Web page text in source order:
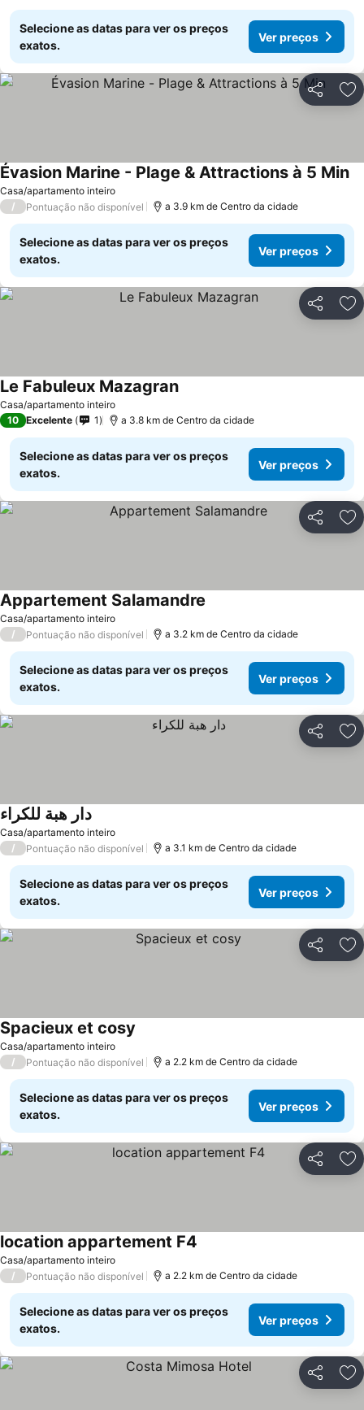
Selecione as datas para ver os preços
exatos.
Ver preços
Partilhar
Casa/apartamento inteiro
Évasion Marine - Plage & Attractions à 5 Min
/ Pontuação não disponível a 3.9 km de Centro da cidade
Selecione as datas para ver os preços
exatos.
Ver preços
Partilhar
Casa/apartamento inteiro
Le Fabuleux MazagranVer preços
10 Excelente 1 a 3.8 km de Centro da cidade
Selecione as datas para ver os preços
exatos.
Ver preços
Partilhar
Casa/apartamento inteiro
Appartement Salamandre
/ Pontuação não disponível a 3.2 km de Centro da cidade
Selecione as datas para ver os preços
exatos.
Ver preços
Partilhar
Casa/apartamento inteiro
دار هبة للكراءVer preços
/ Pontuação não disponível a 3.1 km de Centro da cidade
Selecione as datas para ver os preços
exatos.
Ver preços
Partilhar
Casa/apartamento inteiro
Spacieux et cosy
/ Pontuação não disponível a 2.2 km de Centro da cidade
Selecione as datas para ver os preços
exatos.
Ver preços
Partilhar
Casa/apartamento inteiro
location appartement F4
/ Pontuação não disponível a 2.2 km de Centro da cidade
Selecione as datas para ver os preços
exatos.
Ver preços
Partilhar